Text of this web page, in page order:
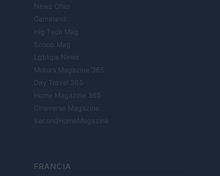
Newz Ohio
Gameland
Hig Tech Mag
Scoop Mag
Lgbtqia News
Motors Magazine 365
Day Travel 365
Home Magazine 365
Cineverse Magazine
SecondHomeMagazine
FRANCIA